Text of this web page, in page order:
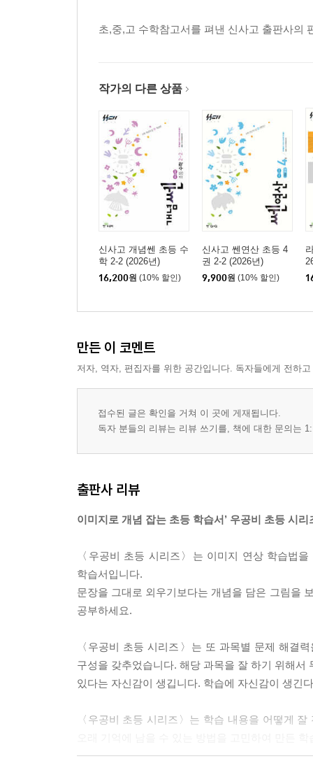
초,중,고 수학참고서를 펴낸 신사고 출판사의
작가의 다른 상품
신사고 개념쎈 초등 수
학 2-2 (2026년)
16,200원 (10% 할인)
신사고 쎈연산 초등 4
권 2-2 (2026년)
9,900원 (10% 할인)
만든 이 코멘트
저자, 역자, 편집자를 위한 공간입니다. 독자들에게 전하
접수된 글은 확인을 거쳐 이 곳에 게재됩니다.
독자 분들의 리뷰는 리뷰 쓰기를, 책에 대한 문의는
출판사 리뷰
이미지로 개념 잡는 초등 학습서’ 우공비 초등 시리
〈우공비 초등 시리즈〉는 이미지 연상 학습법
학습서입니다.
문장을 그대로 외우기보다는 개념을 담은 그림을
공부하세요.
〈우공비 초등 시리즈〉는 또 과목별 문제 해결
구성을 갖추었습니다. 해당 과목을 잘 하기 위해
있다는 자신감이 생깁니다. 학습에 자신감이 생긴
〈우공비 초등 시리즈〉는 학습 내용을 어떻게